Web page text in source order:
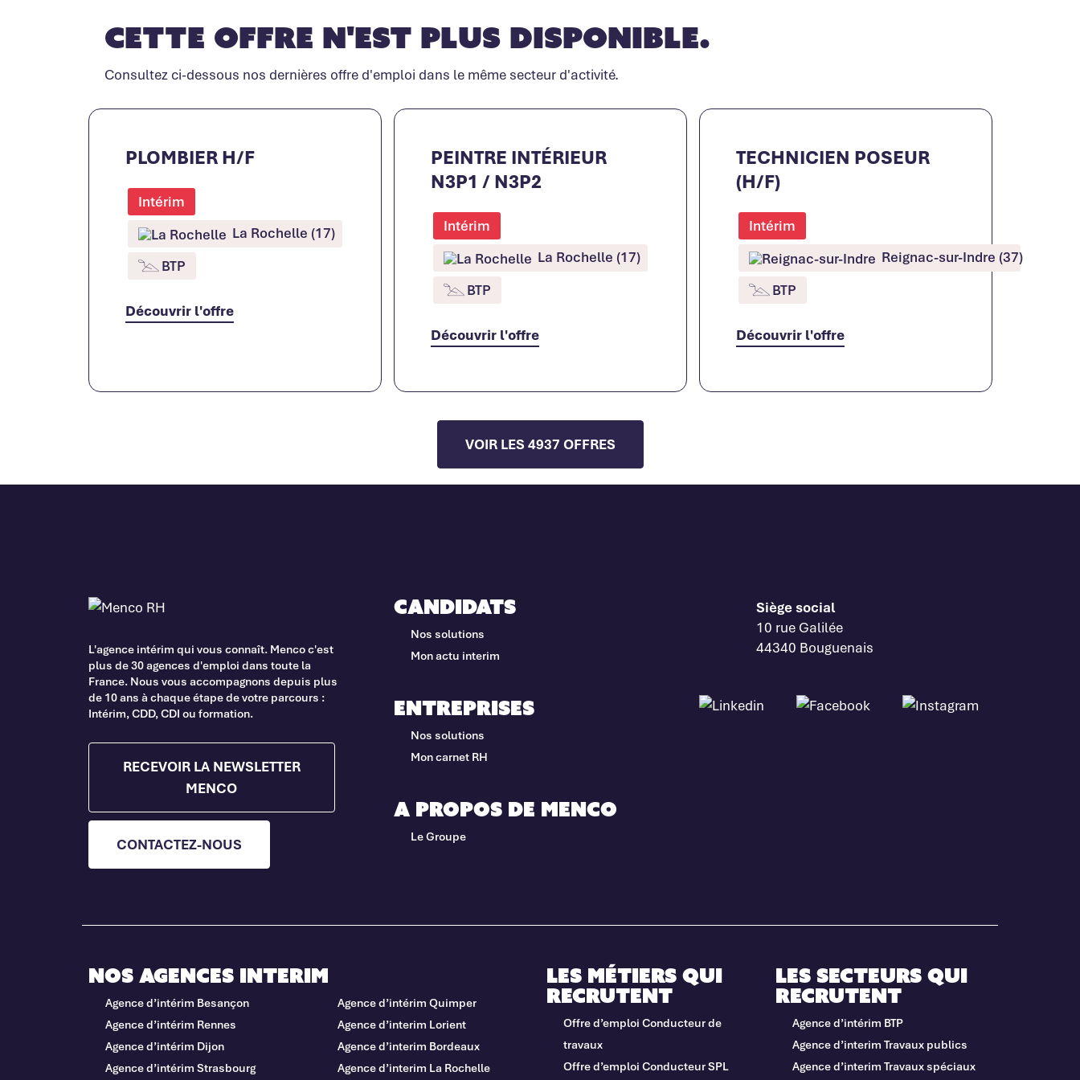
Cette offre n'est plus disponible.
Consultez ci-dessous nos dernières offre d'emploi dans le même secteur d'activité.
PLOMBIER H/F
Intérim
La Rochelle (17)
BTP
Découvrir l'offre
PEINTRE INTÉRIEUR
N3P1 / N3P2
Intérim
La Rochelle (17)
BTP
Découvrir l'offre
TECHNICIEN POSEUR
(H/F)
Intérim
Reignac-sur-Indre (37)
BTP
Découvrir l'offre
VOIR LES 4937 OFFRES
L'agence intérim qui vous connaît. Menco c'est
plus de 30 agences d'emploi dans toute la
France. Nous vous accompagnons depuis plus
de 10 ans à chaque étape de votre parcours :
Intérim, CDD, CDI ou formation.
RECEVOIR LA NEWSLETTER
MENCO
CONTACTEZ-NOUS
Candidats
Nos solutions
Mon actu interim
Entreprises
Nos solutions
Mon carnet RH
A propos de Menco
Le Groupe
Siège social
10 rue Galilée
44340 Bouguenais
Nos agences interim
Agence d’intérim Besançon
Agence d’intérim Rennes
Agence d’intérim Dijon
Agence d’intérim Strasbourg
Agence d’intérim Quimper
Agence d’interim Lorient
Agence d’interim Bordeaux
Agence d’interim La Rochelle
Les métiers qui
recrutent
Offre d’emploi Conducteur de
travaux
Offre d’emploi Conducteur SPL
Les secteurs qui
recrutent
Agence d’intérim BTP
Agence d’interim Travaux publics
Agence d’interim Travaux spéciaux